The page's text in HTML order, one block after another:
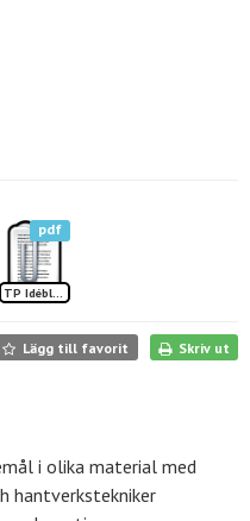
pdf
TP Idéblad sid 3 Solstol
Lägg till favorit Skriv ut
i olika material med
hantverkstekniker